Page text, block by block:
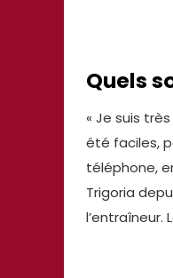
Quels
« Je suis
été faciles,
téléphone,
Trigoria
l’entraîneur.